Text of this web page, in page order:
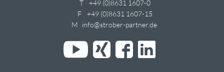
T
+49 (0)8631 1607-0
F
+49 (0)8631 1607-15
M info@strober-partner.de